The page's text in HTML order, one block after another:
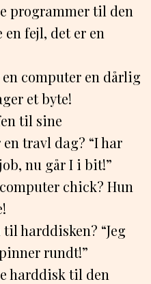
programmer til den
en fejl, det er en
computer en dårlig
et byte!
til sine
travl dag? “I har
nu går I i bit!”
chick? Hun
harddisken? “Jeg
rundt!”
harddisk til den